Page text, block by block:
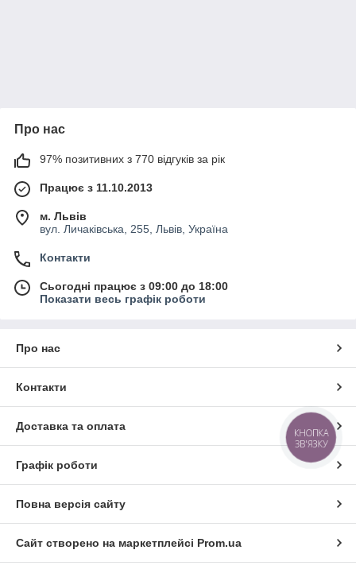
Про нас
97% позитивних з 770 відгуків за рік
Працює з 11.10.2013
м. Львів
вул. Личаківська, 255, Львів, Україна
Контакти
Сьогодні працює з 09:00 до 18:00
Показати весь графік роботи
Про нас
Контакти
Доставка та оплата
Графік роботи
Повна версія сайту
Сайт створено на маркетплейсі Prom.ua
КНОПКА
ЗВ'ЯЗКУ